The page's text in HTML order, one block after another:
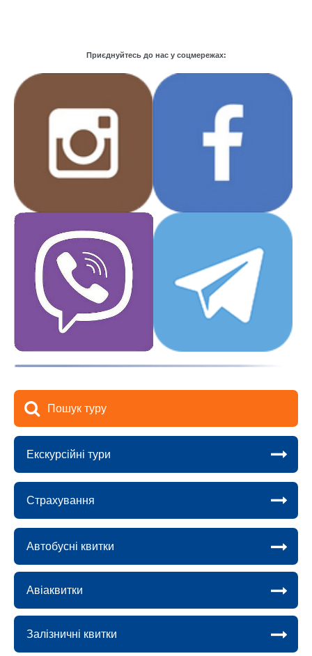
Приєднуйтесь до нас у соцмережах:
Пошук туру
Екскурсійні тури
Страхування
Автобусні квитки
Авіаквитки
Залізничні квитки